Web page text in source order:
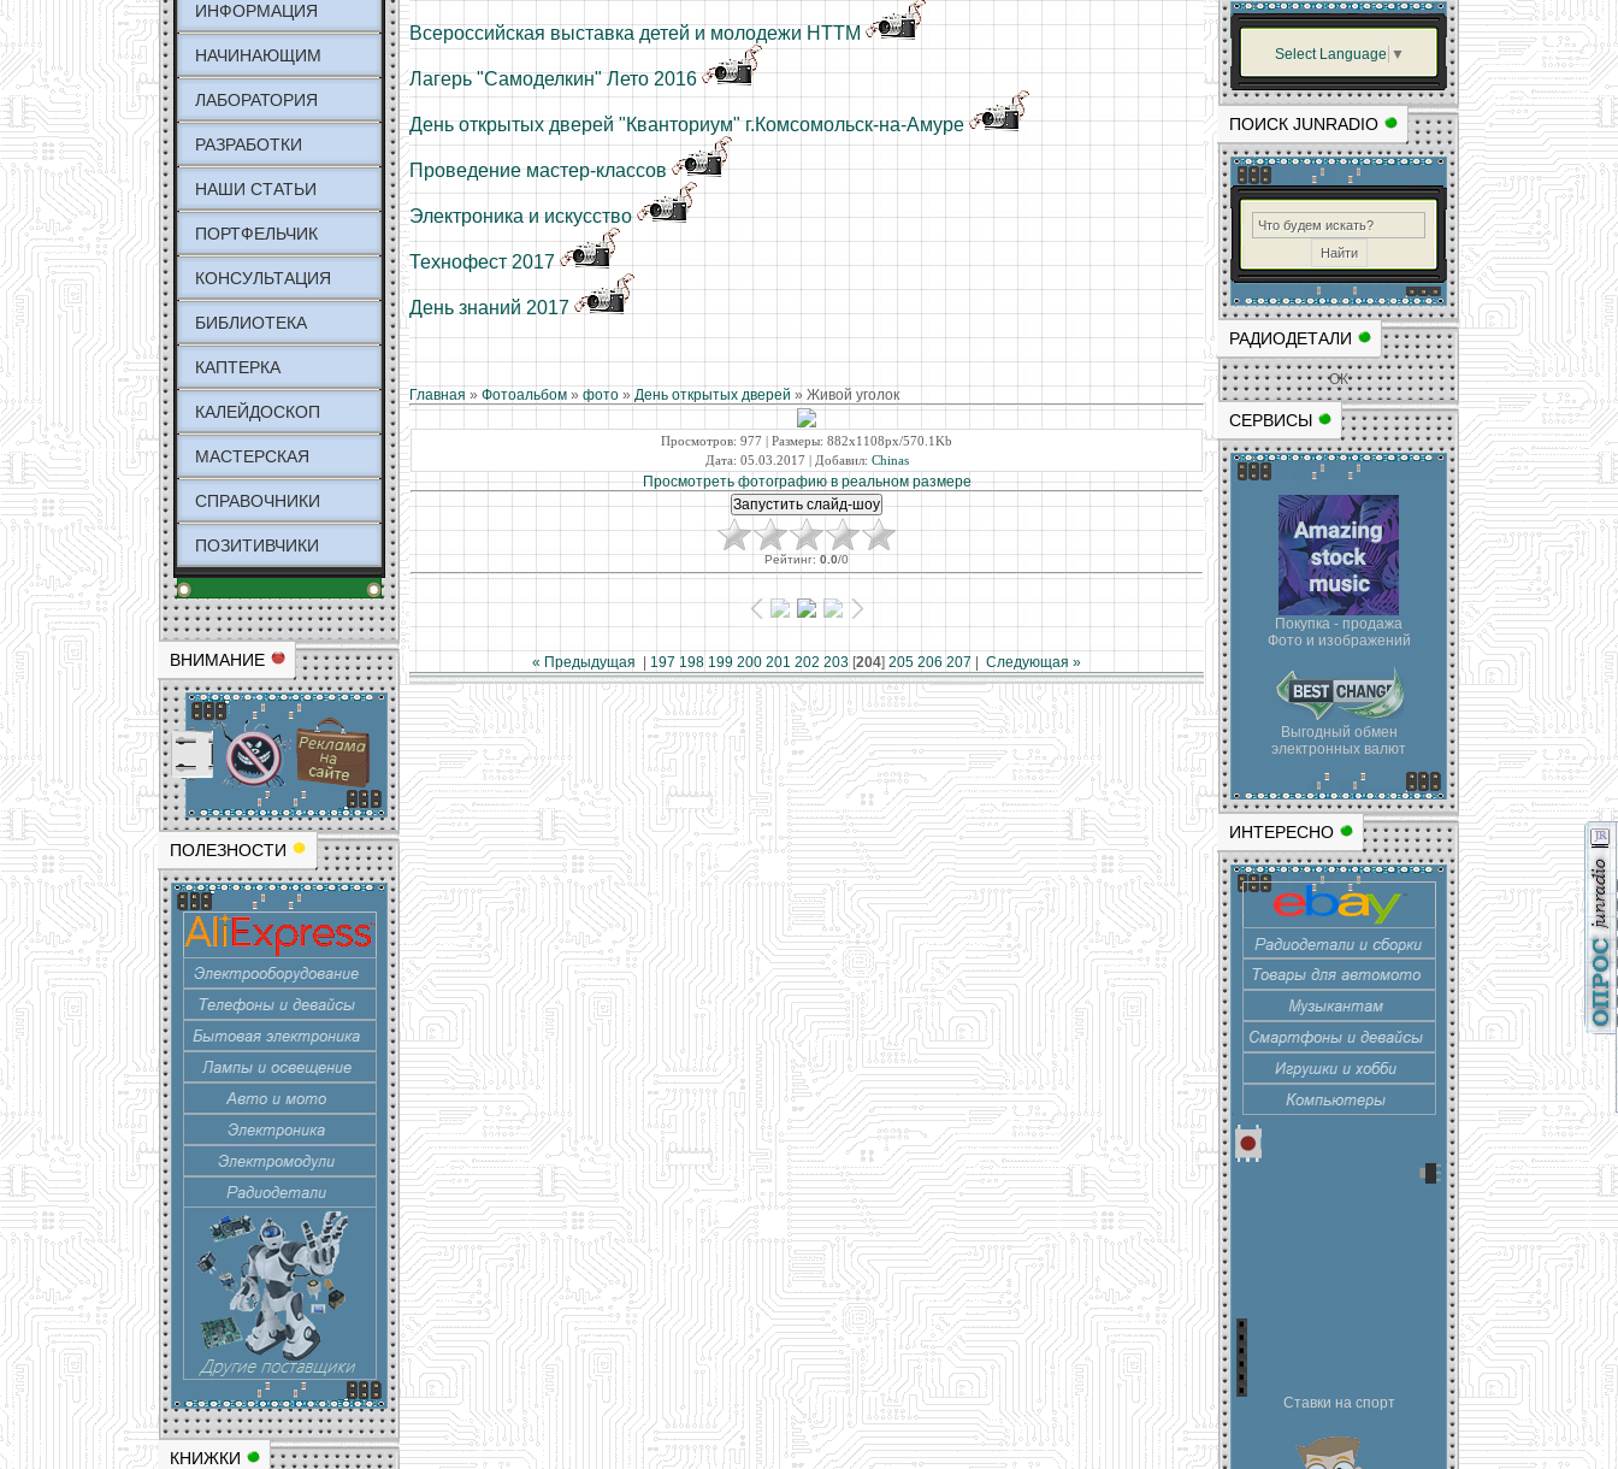
ИНФОРМАЦИЯ
НАЧИНАЮЩИМ
ЛАБОРАТОРИЯ
РАЗРАБОТКИ
НАШИ СТАТЬИ
ПОРТФЕЛЬЧИК
КОНСУЛЬТАЦИЯ
БИБЛИОТЕКА
КАПТЕРКА
КАЛЕЙДОСКОП
МАСТЕРСКАЯ
СПРАВОЧНИКИ
ПОЗИТИВЧИКИ
ВНИМАНИЕ
ПОЛЕЗНОСТИ
КНИЖКИ
Select Language ▼
ПОИСК JUNRADIO
РАДИОДЕТАЛИ
ОК
СЕРВИСЫ
Покупка - продажа
Фото и изображений
Выгодный обмен
электронных валют
ИНТЕРЕСНО
Ставки на спорт
Всероссийская выставка детей и молодежи НТТМ
Лагерь "Самоделкин" Лето 2016
День открытых дверей "Кванториум" г.Комсомольск-на-Амуре
Проведение мастер-классов
Электроника и искусство
Технофест 2017
День знаний 2017
Главная » Фотоальбом » фото » День открытых дверей » Живой уголок
Просмотров: 977 | Размеры: 882x1108px/570.1Kb
Дата: 05.03.2017 | Добавил: Chinas
Просмотреть фотографию в реальном размере
Рейтинг:0.0/0
« Предыдущая 197 198 199 200 201 202 203 [204] 205 206 207 Следующая »